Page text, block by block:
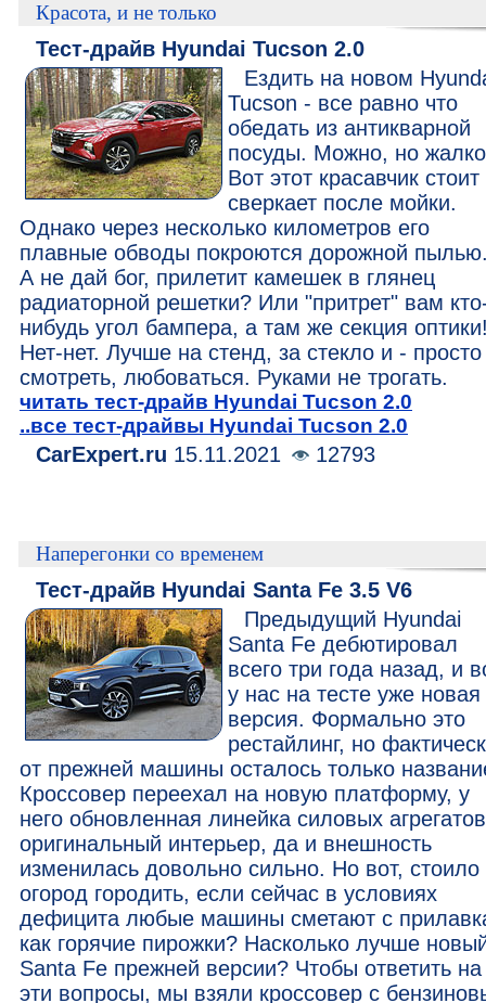
Красота, и не только
Тест-драйв Hyundai Tucson 2.0
Ездить на новом
Tucson - все равно что
обедать из антикварной
посуды. Можно, но
Вот этот красавчик стоит
сверкает после мойки.
Однако через несколько километров его
плавные обводы покроются дорожной
А не дай бог, прилетит камешек в глянец
радиаторной решетки? Или "притрет" вам
нибудь угол бампера, а там же секция
Нет-нет. Лучше на стенд, за стекло и - просто
смотреть, любоваться. Руками не трогать.
читать тест-драйв Hyundai Tucson 2.0
..все тест-драйвы Hyundai Tucson 2.0
CarExpert.ru 15.11.2021 12793
Наперегонки со временем
Тест-драйв Hyundai Santa Fe 3.5 V6
Предыдущий Hyundai
Santa Fe дебютировал
всего три года назад, и
у нас на тесте уже новая
версия. Формально это
рестайлинг, но
от прежней машины осталось только
Кроссовер переехал на новую платформу, у
него обновленная линейка силовых
оригинальный интерьер, да и внешность
изменилась довольно сильно. Но вот, стоило
огород городить, если сейчас в условиях
дефицита любые машины сметают с
как горячие пирожки? Насколько лучше
Santa Fe прежней версии? Чтобы ответить на
эти вопросы, мы взяли кроссовер с